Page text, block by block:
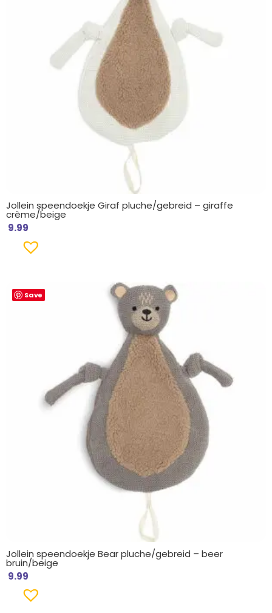
Jollein speendoekje Giraf pluche/gebreid – giraffe
crème/beige
9.99
Save
Jollein speendoekje Bear pluche/gebreid – beer
bruin/beige
9.99